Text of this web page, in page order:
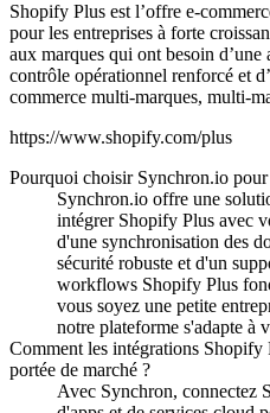
Shopify Plus est l’offre e-
pour les entreprises à forte
aux marques qui ont besoin d’une
contrôle opérationnel renforcé et
commerce multi-marques, multi-
https://www.shopify.com/plus
Pourquoi choisir Synchron.io
Synchron.io offre une
intégrer Shopify Plus avec
d'une synchronisation des
sécurité robuste et d'un
workflows Shopify Plus
vous soyez une petite
notre plateforme s'adapte à
Comment les intégrations Shopify
portée de marché ?
Avec Synchron, connectez